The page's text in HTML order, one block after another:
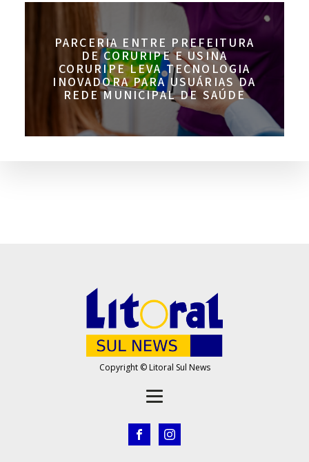
PARCERIA ENTRE PREFEITURA
DE CORURIPE E USINA
CORURIPE LEVA TECNOLOGIA
INOVADORA PARA USUÁRIAS DA
REDE MUNICIPAL DE SAÚDE
Copyright © Litoral Sul News